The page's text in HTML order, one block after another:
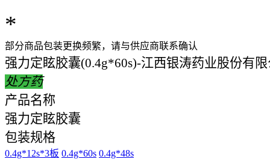
*
部分商品包装更换频繁，请与供应商联系确认
强力定眩胶囊(0.4g*60s)-江西银涛药业股份有
处方药
产品名称
强力定眩胶囊
包装规格
0.4g*12s*3板 0.4g*60s 0.4g*48s